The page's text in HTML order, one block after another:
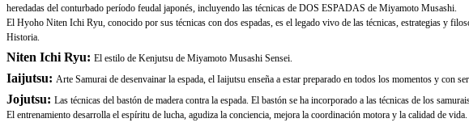
heredadas del conturbado período feudal japonés, incluyendo las técnicas de DOS ESPADAS de Miyamoto Musashi.
El Hyoho Niten Ichi Ryu, conocido por sus técnicas con dos espadas, es el legado vivo de las técnicas, estrategias y
Historia.
Niten Ichi Ryu: El estilo de Kenjutsu de Miyamoto Musashi Sensei.
Iaijutsu: Arte Samurai de desenvainar la espada, el Iaijutsu enseña a estar preparado en todos los momentos y con
Jojutsu: Las técnicas del bastón de madera contra la espada. El bastón se ha incorporado a las técnicas de los
El entrenamiento desarrolla el espíritu de lucha, agudiza la conciencia, mejora la coordinación motora y la calidad de